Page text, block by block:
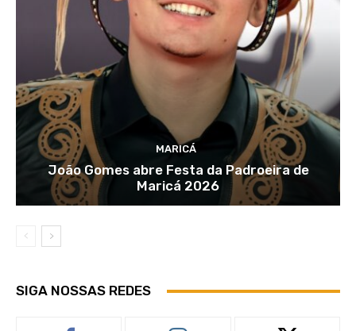
MARICÁ
João Gomes abre Festa da Padroeira de
Maricá 2026
SIGA NOSSAS REDES